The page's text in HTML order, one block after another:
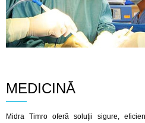
MEDICINĂ
Midra Timro oferă soluţii sigure,